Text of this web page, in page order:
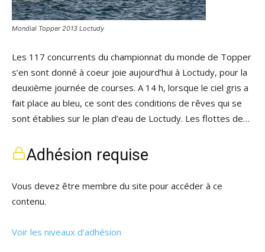
Mondial Topper 2013 Loctudy
Les 117 concurrents du championnat du monde de Topper
s’en sont donné à coeur joie aujourd’hui à Loctudy, pour la
deuxième journée de courses. A 14 h, lorsque le ciel gris a
fait place au bleu, ce sont des conditions de rêves qui se
sont établies sur le plan d’eau de Loctudy. Les flottes de…
Adhésion requise
Vous devez être membre du site pour accéder à ce
contenu.
Voir les niveaux d’adhésion